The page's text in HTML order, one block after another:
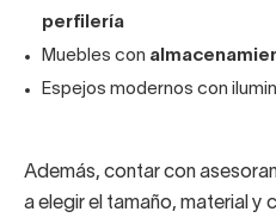
perfilería
Muebles con
Espejos modernos con
Además, contar con
a elegir el tamaño, material y